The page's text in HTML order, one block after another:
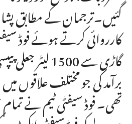
گئیں۔ترجمان کے مطابق
کارروائی کرتے ہوئے فوڈ
گاڑی سے 1500
برآمد کی جو مختلف علاقوں
تھی۔ فوڈ سیفٹی ٹیم نے